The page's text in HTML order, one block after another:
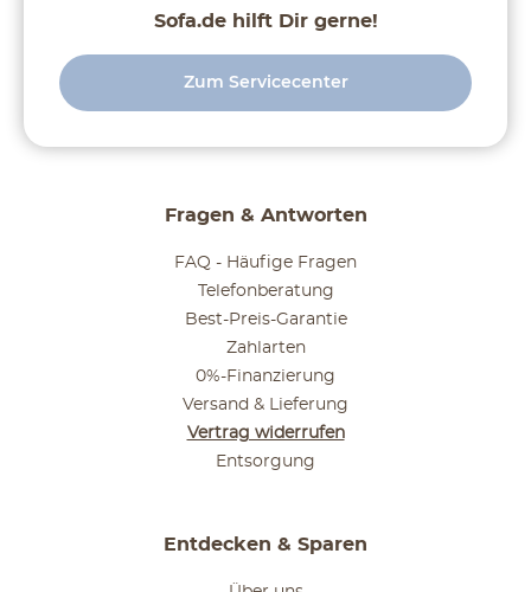
Fragen & Antworten
FAQ - Häufige Fragen
Telefonberatung
Best-Preis-Garantie
Zahlarten
0%-Finanzierung
Versand & Lieferung
Vertrag widerrufen
Entsorgung
Entdecken & Sparen
Sofa.de hilft Dir gerne!
Zum Servicecenter